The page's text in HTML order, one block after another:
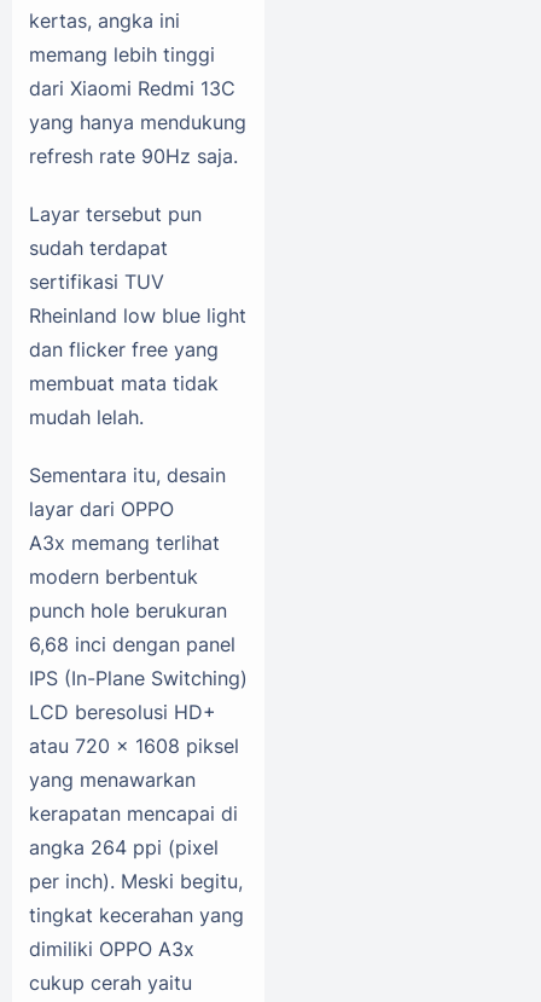
kertas, angka ini
memang lebih tinggi
dari Xiaomi Redmi 13C
yang hanya mendukung
refresh rate 90Hz saja.
Layar tersebut pun
sudah terdapat
sertifikasi TUV
Rheinland low blue light
dan flicker free yang
membuat mata tidak
mudah lelah.
Sementara itu, desain
layar dari OPPO
A3x memang terlihat
modern berbentuk
punch hole berukuran
6,68 inci dengan panel
IPS (In-Plane Switching)
LCD beresolusi HD+
atau 720 x 1608 piksel
yang menawarkan
kerapatan mencapai di
angka 264 ppi (pixel
per inch). Meski begitu,
tingkat kecerahan yang
dimiliki OPPO A3x
cukup cerah yaitu